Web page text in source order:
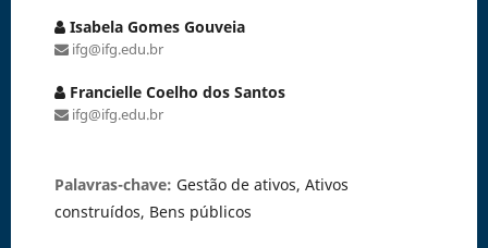
Isabela Gomes Gouveia
ifg@ifg.edu.br
Francielle Coelho dos Santos
ifg@ifg.edu.br
Palavras-chave: Gestão de ativos, Ativos
construídos, Bens públicos